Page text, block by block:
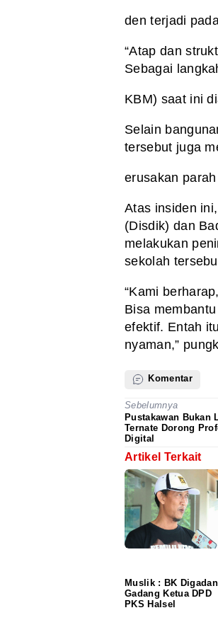
den terjadi
“Atap dan
Sebagai
KBM) saat ini
Selain
tersebut juga
erusakan
Atas insiden
(Disdik) dan
melakukan
sekolah
“Kami
Bisa
efektif. Entah
nyaman,”
Komentar
Sebelumnya
Pustakawan Bukan
Ternate Dorong
Digital
Artikel Terkait
Muslik : BK
Gadang Ketua DPD
PKS Halsel